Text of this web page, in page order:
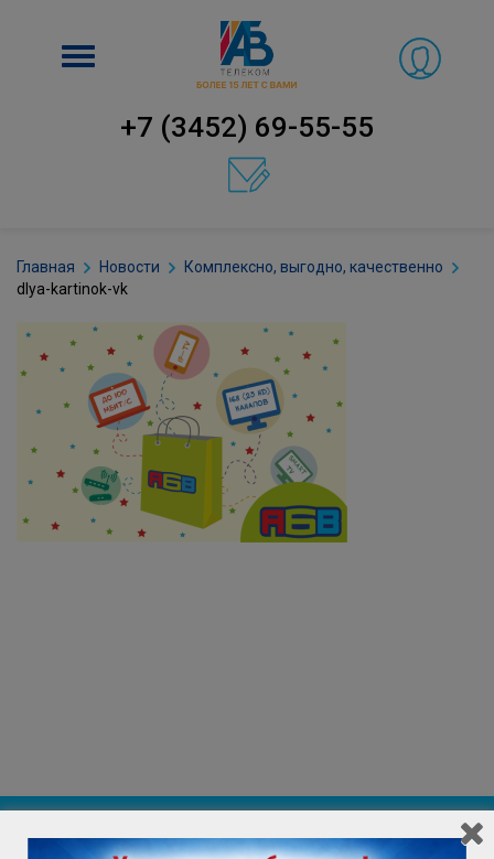
Включить
+7 (3452) 69-55-55
Главная Новости
Комплексно, выгодно, качественно
dlya-kartinok-vk
ИНФОРМАЦИЯ ДЛЯ ПОТРЕБИТЕЛЯ